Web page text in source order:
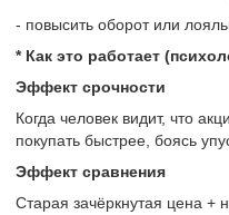
- повысить оборот или
* Как это работает
Эффект срочности
Когда человек видит, что
покупать быстрее, боясь
Эффект сравнения
Старая зачёркнутая цена